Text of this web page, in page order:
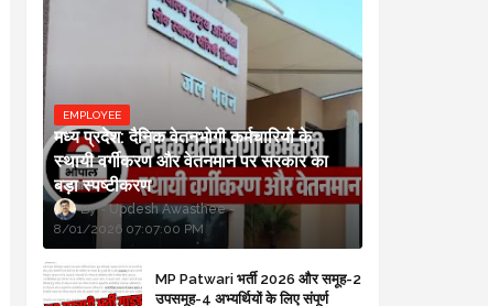
EMPLOYEE
मध्य प्रदेश: दैनिक वेतनभोगी कर्मचारियों के
स्थायी वर्गीकरण और वेतनमान पर सरकार का
बड़ा स्पष्टीकरण
Updesh Awasthee
8/01/2026 07:07:00 PM
MP Patwari भर्ती 2026 और समूह-2
उपसमूह-4 अभ्यर्थियों के लिए संपूर्ण